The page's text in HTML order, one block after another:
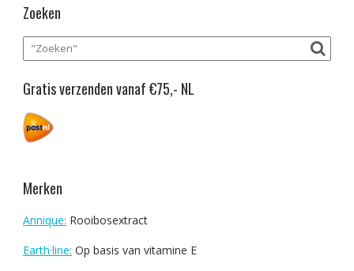
Zoeken
Gratis verzenden vanaf €75,- NL
Merken
Annique: Rooibosextract
Earth·line: Op basis van vitamine E